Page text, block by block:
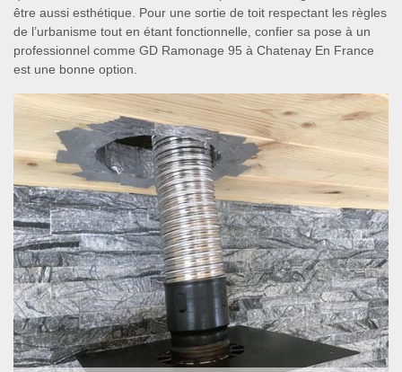
être aussi esthétique. Pour une sortie de toit respectant les règles
de l’urbanisme tout en étant fonctionnelle, confier sa pose à un
professionnel comme GD Ramonage 95 à Chatenay En France
est une bonne option.